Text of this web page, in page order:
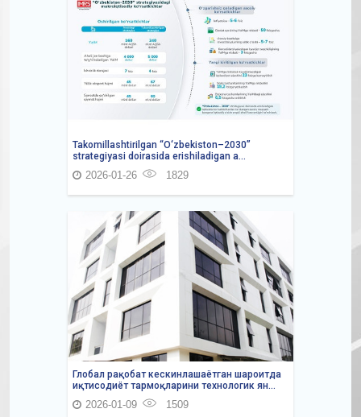
Takomillashtirilgan “O‘zbekiston–2030”
strategiyasi doirasida erishiladigan a...
2026-01-26 1829
Глобал рақобат кескинлашаётган шароитда
иқтисодиёт тармоқларини технологик ян...
2026-01-09 1509